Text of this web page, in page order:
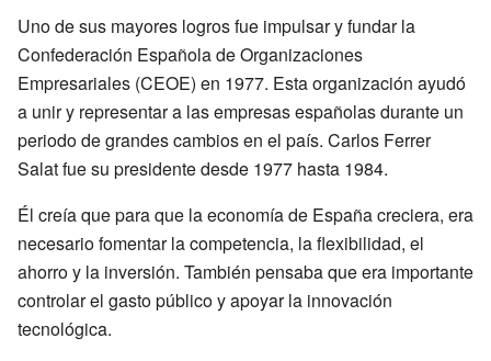
Uno de sus mayores logros fue impulsar y fundar la
Confederación Española de Organizaciones
Empresariales (CEOE) en 1977. Esta organización ayudó
a unir y representar a las empresas españolas durante un
periodo de grandes cambios en el país. Carlos Ferrer
Salat fue su presidente desde 1977 hasta 1984.
Él creía que para que la economía de España creciera, era
necesario fomentar la competencia, la flexibilidad, el
ahorro y la inversión. También pensaba que era importante
controlar el gasto público y apoyar la innovación
tecnológica.